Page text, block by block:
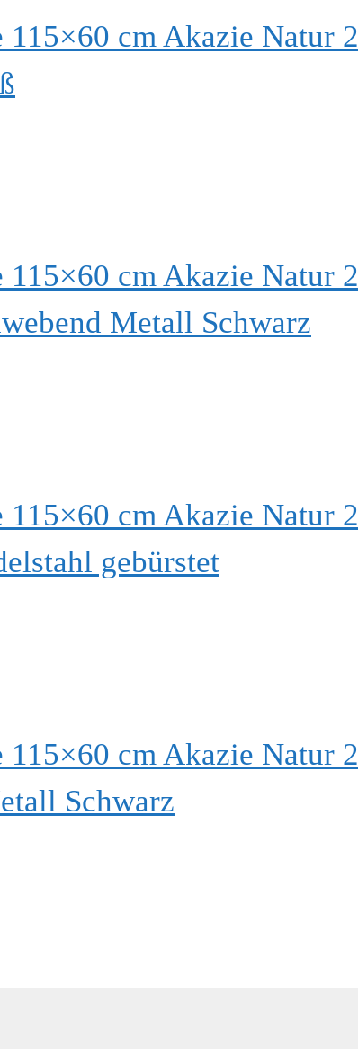
cm Akazie Natur 2
cm Akazie Natur 2
Metall Schwarz
cm Akazie Natur 2
gebürstet
cm Akazie Natur 2
Schwarz